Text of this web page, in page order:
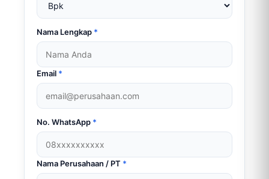
Nama Lengkap *
Email *
No. WhatsApp *
Nama Perusahaan / PT *